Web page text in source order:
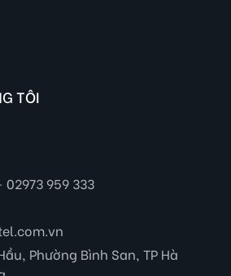
TÔI
959 333
Phường Bình San, TP Hà